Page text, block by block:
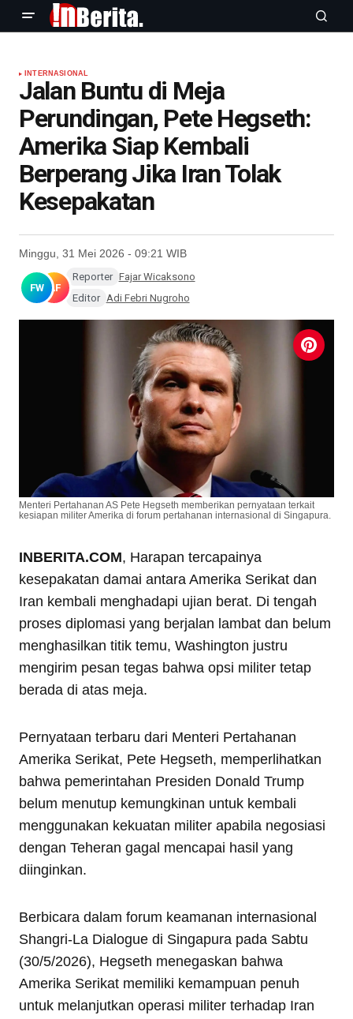
INTERNASIONAL
Jalan Buntu di Meja
Perundingan, Pete Hegseth:
Amerika Siap Kembali
Berperang Jika Iran Tolak
Kesepakatan
Minggu, 31 Mei 2026 - 09:21 WIB
FW AF
Reporter Fajar Wicaksono
Editor Adi Febri Nugroho
Menteri Pertahanan AS Pete Hegseth memberikan pernyataan terkait
kesiapan militer Amerika di forum pertahanan internasional di Singapura.
INBERITA.COM, Harapan tercapainya
kesepakatan damai antara Amerika Serikat dan
Iran kembali menghadapi ujian berat. Di tengah
proses diplomasi yang berjalan lambat dan belum
menghasilkan titik temu, Washington justru
mengirim pesan tegas bahwa opsi militer tetap
berada di atas meja.
Pernyataan terbaru dari Menteri Pertahanan
Amerika Serikat, Pete Hegseth, memperlihatkan
bahwa pemerintahan Presiden Donald Trump
belum menutup kemungkinan untuk kembali
menggunakan kekuatan militer apabila negosiasi
dengan Teheran gagal mencapai hasil yang
diinginkan.
Berbicara dalam forum keamanan internasional
Shangri-La Dialogue di Singapura pada Sabtu
(30/5/2026), Hegseth menegaskan bahwa
Amerika Serikat memiliki kemampuan penuh
untuk melanjutkan operasi militer terhadap Iran